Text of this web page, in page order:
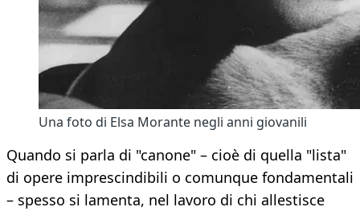
Una foto di Elsa Morante negli anni giovanili
Quando si parla di "canone" – cioè di quella "lista"
di opere imprescindibili o comunque fondamentali
– spesso si lamenta, nel lavoro di chi allestisce